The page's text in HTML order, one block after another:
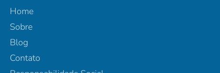
Home
Sobre
Blog
Contato